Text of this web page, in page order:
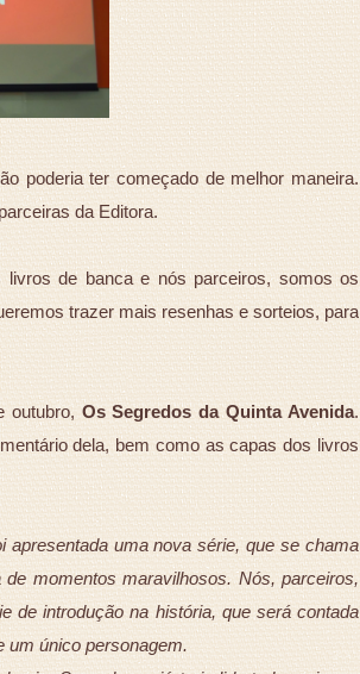
poderia ter começado de melhor maneira.
da Editora.
de banca e nós parceiros, somos os
trazer mais resenhas e sorteios, para
outubro, Os Segredos da Quinta Avenida.
dela, bem como as capas dos livros
uma nova série, que se chama
momentos maravilhosos. Nós, parceiros,
de introdução na história, que será contada
um único personagem.